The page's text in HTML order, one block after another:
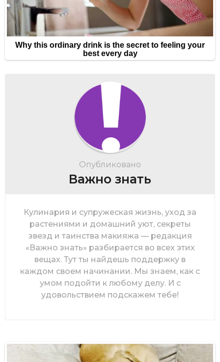
Опубликовано
Важно знать
Кулинария и супружеская жизнь, уход за
растениями и домашний уют, секреты
звезд и таинства макияжа — редакция
«Важно знать» разбирается во всех этих
вещах. Тут ты найдешь поддержку в
каждом своем начинании. Мы знаем, как с
умом подойти к любому делу. И с
удовольствием подскажем тебе!